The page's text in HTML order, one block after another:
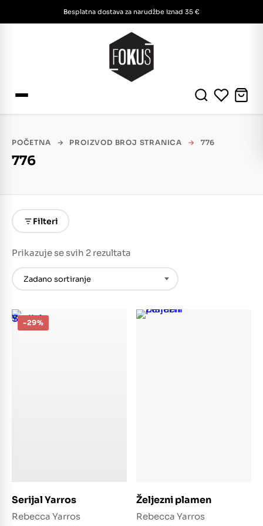
Besplatna dostava za narudžbe iznad 35 €
POČETNA → PROIZVOD BROJ STRANICA → 776
776
Filteri
Prikazuje se svih 2 rezultata
-29%
Serijal Yarros
Rebecca Yarros
Željezni plamen
Rebecca Yarros